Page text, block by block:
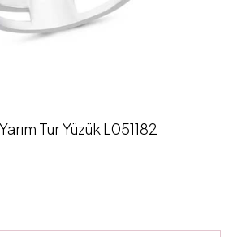
Tur Yüzük L051182